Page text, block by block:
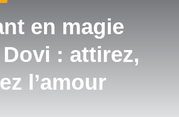
en magie
: attirez,
l’amour